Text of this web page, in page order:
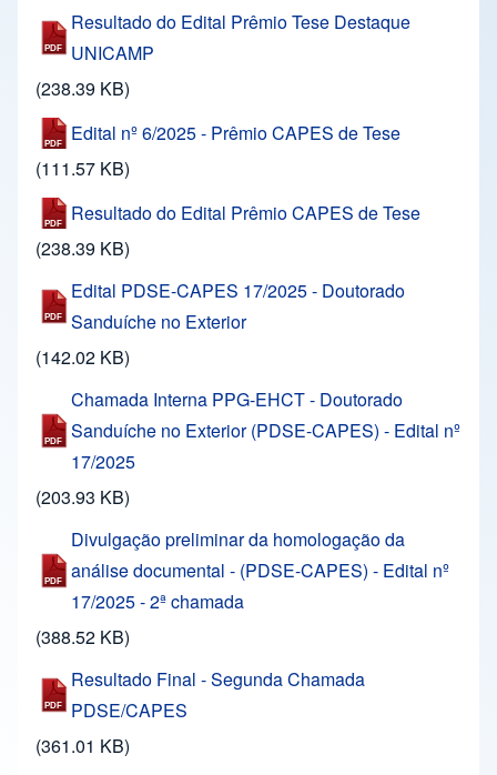
Resultado do Edital Prêmio Tese Destaque
UNICAMP
(238.39 KB)
Edital nº 6/2025 - Prêmio CAPES de Tese
(111.57 KB)
Resultado do Edital Prêmio CAPES de Tese
(238.39 KB)
Edital PDSE-CAPES 17/2025 - Doutorado
Sanduíche no Exterior
(142.02 KB)
Chamada Interna PPG-EHCT - Doutorado
Sanduíche no Exterior (PDSE-CAPES) - Edital nº
17/2025
(203.93 KB)
Divulgação preliminar da homologação da
análise documental - (PDSE-CAPES) - Edital nº
17/2025 - 2ª chamada
(388.52 KB)
Resultado Final - Segunda Chamada
PDSE/CAPES
(361.01 KB)